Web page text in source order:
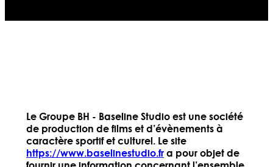
Le Groupe BH - Baseline Studio est une société
de production de films et d’évènements à
caractère sportif et culturel. Le site
https://www.baselinestudio.fra pour objet de